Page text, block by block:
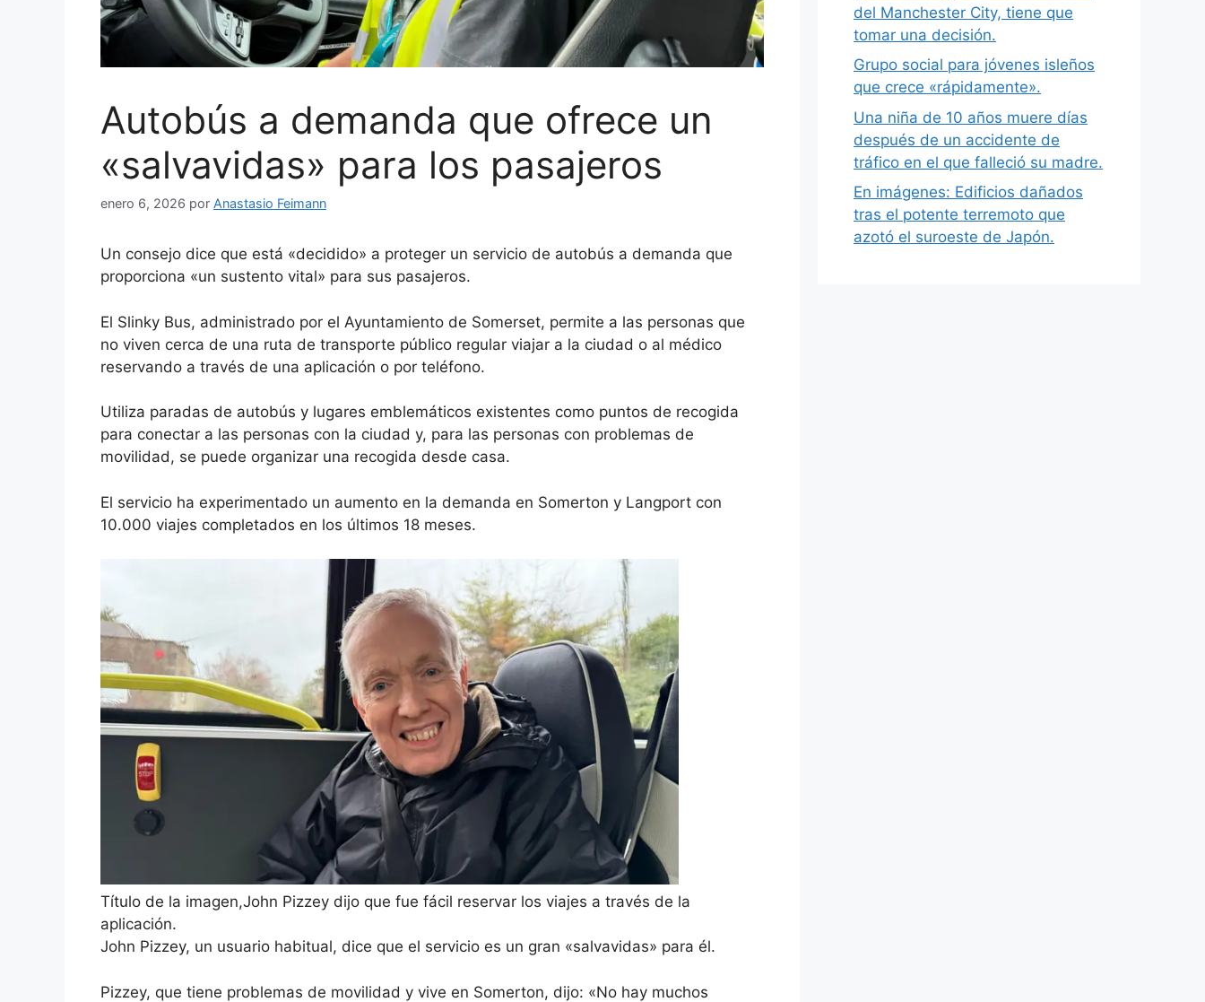
Autobús a demanda que ofrece un
«salvavidas» para los pasajeros
enero 6, 2026 por Anastasio Feimann
Un consejo dice que está «decidido» a proteger un servicio de autobús a demanda que
proporciona «un sustento vital» para sus pasajeros.
El Slinky Bus, administrado por el Ayuntamiento de Somerset, permite a las personas que
no viven cerca de una ruta de transporte público regular viajar a la ciudad o al médico
reservando a través de una aplicación o por teléfono.
Utiliza paradas de autobús y lugares emblemáticos existentes como puntos de recogida
para conectar a las personas con la ciudad y, para las personas con problemas de
movilidad, se puede organizar una recogida desde casa.
El servicio ha experimentado un aumento en la demanda en Somerton y Langport con
10.000 viajes completados en los últimos 18 meses.
Título de la imagen,John Pizzey dijo que fue fácil reservar los viajes a través de la
aplicación.
John Pizzey, un usuario habitual, dice que el servicio es un gran «salvavidas» para él.
Pizzey, que tiene problemas de movilidad y vive en Somerton, dijo: «No hay muchos
del Manchester City, tiene que
tomar una decisión.
Grupo social para jóvenes isleños
que crece «rápidamente».
Una niña de 10 años muere días
después de un accidente de
tráfico en el que falleció su madre.
En imágenes: Edificios dañados
tras el potente terremoto que
azotó el suroeste de Japón.